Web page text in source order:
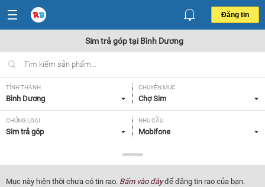
Đăng tin
Sim trả góp tại Bình Dương
TỈNH THÀNH
Bình Dương
CHUYÊN MỤC
Chợ Sim
CHỦNG LOẠI
Sim trả góp
NHU CẦU
Mobifone
1 - 5 triệu
Mục này hiện thời chưa có tin rao. Bấm vào đâyđể đăng tin rao của bạn.